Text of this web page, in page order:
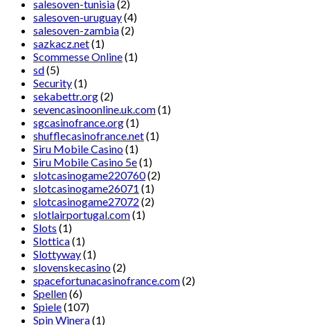
salesoven-tunisia(2)
salesoven-uruguay(4)
salesoven-zambia(2)
sazkacz.net(1)
Scommesse Online(1)
sd(5)
Security(1)
sekabettr.org(2)
sevencasinoonline.uk.com(1)
sgcasinofrance.org(1)
shufflecasinofrance.net(1)
Siru Mobile Casino(1)
Siru Mobile Casino 5e(1)
slotcasinogame220760(2)
slotcasinogame26071 (1)
slotcasinogame27072 (2)
slotlairportugal.com(1)
Slots (1)
Slottica(1)
Slottyway(1)
slovenskecasino(2)
spacefortunacasinofrance.com(2)
Spellen(6)
Spiele(107)
Spin Winera(1)